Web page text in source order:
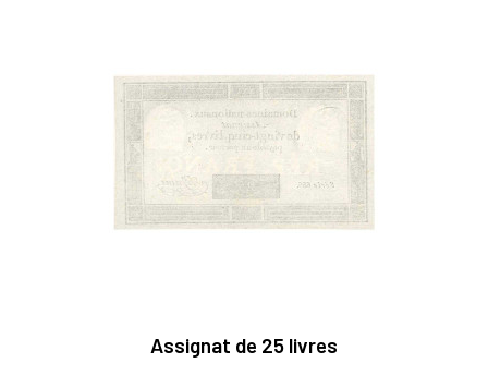
Assignat de 25 livres